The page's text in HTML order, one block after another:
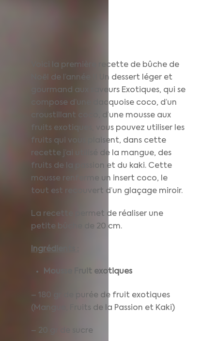
Voici la première recette de bûche de
Noël de l’année !! Un dessert léger et
gourmand aux saveurs Exotiques, qui se
compose d’une dacquoise coco, d’un
croustillant coco, d’une mousse aux
fruits exotiques, vous pouvez utiliser les
fruits qui vous plaisent, dans cette
recette j’ai utilisé de la mangue, des
fruits de la passion et du kaki. Cette
mousse renferme un insert coco, le
tout est recouvert d’un glaçage miroir.
La recette permet de réaliser une
petite bûche de 20 cm.
Ingrédients :
Mousse Fruit exotiques
– 180 gr de purée de fruit exotiques
(Mangue, Fruits de la Passion et Kaki)
– 20 gr de sucre